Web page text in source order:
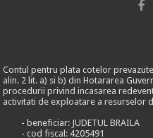
Contul pentru plata cotelor
alin. 2 lit. a) si b) din Hotararea
procedurii privind incasarea
activitati de exploatare a resurselor
- beneficiar: JUDETUL BRAILA
- cod fiscal: 4205491